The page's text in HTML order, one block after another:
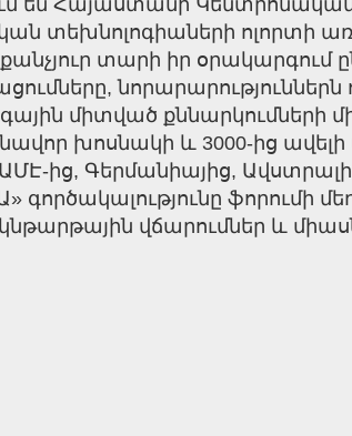
են Հայաստանի Կենտրոնական
տեխնոլոգիաների ոլորտի
տարի իր օրակարգում
միտված քննարկումների
խոսնակի և 3000-ից
ից, Գերմանիայից,
գործակալությունը ֆորումի
վճարումներ և